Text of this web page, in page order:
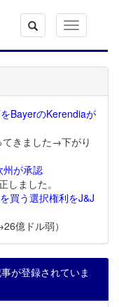
Toggle
navigation
BayerのKerendiaが
てきました→下がり
州が承認
ました。
買う選択権利をJ&J
億ドル弱）
が登録されていま